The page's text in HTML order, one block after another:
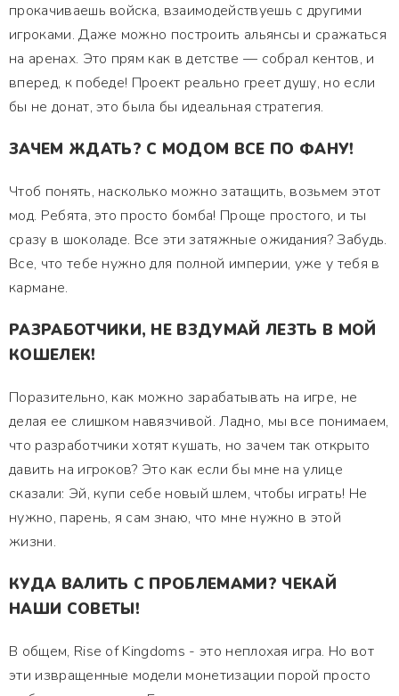
прокачиваешь войска, взаимодействуешь с другими
игроками. Даже можно построить альянсы и сражаться
на аренах. Это прям как в детстве — собрал кентов, и
вперед, к победе! Проект реально греет душу, но если
бы не донат, это была бы идеальная стратегия.
ЗАЧЕМ ЖДАТЬ? С МОДОМ ВСЕ ПО ФАНУ!
Чтоб понять, насколько можно затащить, возьмем этот
мод. Ребята, это просто бомба! Проще простого, и ты
сразу в шоколаде. Все эти затяжные ожидания? Забудь.
Все, что тебе нужно для полной империи, уже у тебя в
кармане.
РАЗРАБОТЧИКИ, НЕ ВЗДУМАЙ ЛЕЗТЬ В МОЙ
КОШЕЛЕК!
Поразительно, как можно зарабатывать на игре, не
делая ее слишком навязчивой. Ладно, мы все понимаем,
что разработчики хотят кушать, но зачем так открыто
давить на игроков? Это как если бы мне на улице
сказали: Эй, купи себе новый шлем, чтобы играть! Не
нужно, парень, я сам знаю, что мне нужно в этой
жизни.
КУДА ВАЛИТЬ С ПРОБЛЕМАМИ? ЧЕКАЙ
НАШИ СОВЕТЫ!
В общем, Rise of Kingdoms - это неплохая игра. Но вот
эти извращенные модели монетизации порой просто